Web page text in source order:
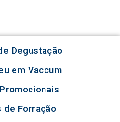
Degustação
em Vaccum
de Forração